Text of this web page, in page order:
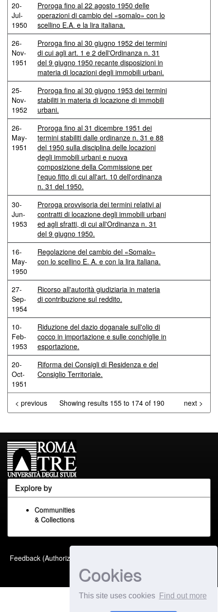
Cookies
This site uses cookies Find out more
20-
Jul-
1950
Proroga fino al 22 agosto 1950 delle
operazioni di cambio del «somalo» con lo
scellino E.A. e la lira italiana.
26-
Nov-
1951
Proroga fino al 30 giugno 1952 dei termini
di cui agli art. 1 e 2 dell'Ordinanza n. 31
del 9 giugno 1950 recante disposizioni in
materia di locazioni degli immobili urbani.
25-
Nov-
1952
Proroga fino al 30 giugno 1953 dei termini
stabiliti in materia di locazione di immobili
urbani.
26-
May-
1951
Proroga fino al 31 dicembre 1951 dei
termini stabiliti dalle ordinanze n. 31 e 88
del 1950 sulla disciplina delle locazioni
degli immobili urbani e nuova
composizione della Commissione per
l'equo fitto di cui all'art. 10 dell'ordinanza
n. 31 del 1950.
30-
Jun-
1953
Proroga provvisoria dei termini relativi ai
contratti di locazione degli immobili urbani
ed agli sfratti, di cui all'Ordinanza n. 31
del 9 giugno 1950.
16-
May-
1950
Regolazione del cambio del «Somalo»
con lo scellino E. A. e con la lira italiana.
27-
Sep-
1954
Ricorso all'autorità giudiziaria in materia
di contribuzione sul reddito.
10-
Feb-
1953
Riduzione del dazio doganale sull'olio di
cocco in importazione e sulle conchiglie in
esportazione.
20-
Oct-
1951
Riforma dei Consigli di Residenza e del
Consiglio Territoriale.
Showing results 155 to 174 of 190
< previous next >
Explore by
Communities
& Collections
Feedback (Authorized Only)
optimized by